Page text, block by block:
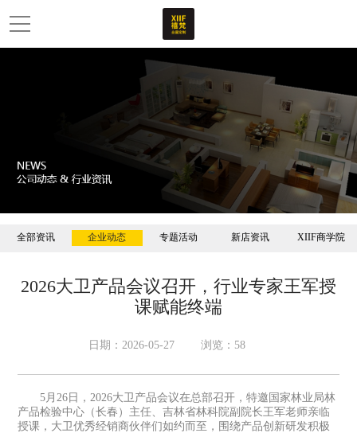
全部资讯 企业动态 专题活动 新店资讯 XIIF商学院
2026大卫产品会议召开，行业专家王军授
课赋能终端
日期：2026-05-27 浏览：58
5月26日，2026大卫产品会议在总部召开，特邀国家林业局林
产品检验中心（长春）主任、吉林省林科院副院长王军老师亲临
授课，大卫优秀经销商伙伴们如约而至，围绕产品创新研发积极